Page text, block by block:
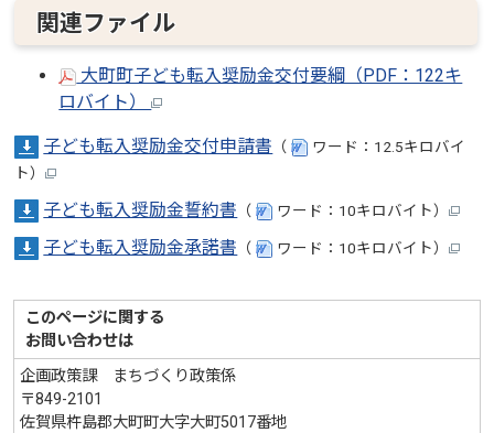
関連ファイル
大町町子ども転入奨励金交付要綱（PDF：122キ
ロバイト）
子ども転入奨励金交付申請書 （
ワード：12.5キロバイ
ト）
子ども転入奨励金誓約書 （ ワード：10キロバイト）
子ども転入奨励金承諾書 （ ワード：10キロバイト）
このページに関する
お問い合わせは
企画政策課 まちづくり政策係
〒849-2101
佐賀県杵島郡大町町大字大町5017番地